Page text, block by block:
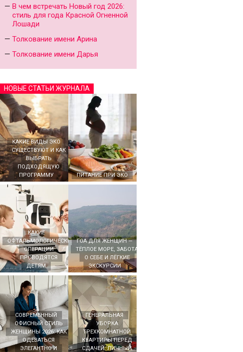
В чем встречать Новый год 2026:
стиль для года Красной Огненной
Лошади
Толкование имени Арина
Толкование имени Дарья
НОВЫЕ СТАТЬИ ЖУРНАЛА
КАКИЕ ВИДЫ ЭКО
СУЩЕСТВУЮТ И КАК
ВЫБРАТЬ
ПОДХОДЯЩУЮ
ПРОГРАММУ
ПИТАНИЕ ПРИ ЭКО
КАКИЕ
ОФТАЛЬМОЛОГИЧЕСКИЕ
ОПЕРАЦИИ
ПРОВОДЯТСЯ
ДЕТЯМ
ГОА ДЛЯ ЖЕНЩИН —
ТЁПЛОЕ МОРЕ, ЗАБОТА
О СЕБЕ И ЛЁГКИЕ
ЭКСКУРСИИ
СОВРЕМЕННЫЙ
ОФИСНЫЙ СТИЛЬ
ЖЕНЩИНЫ 2026: КАК
ОДЕВАТЬСЯ
ЭЛЕГАНТНО И
ГЕНЕРАЛЬНАЯ
УБОРКА
ТРЕХКОМНАТНОЙ
КВАРТИРЫ ПЕРЕД
СДАЧЕЙ: ЛИЧНЫЙ